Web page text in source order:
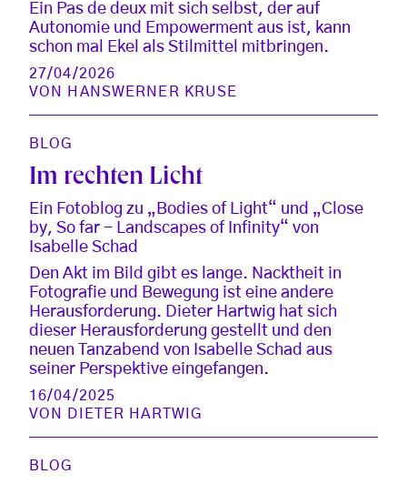
Ein Pas de deux mit sich selbst, der auf
Autonomie und Empowerment aus ist, kann
schon mal Ekel als Stilmittel mitbringen.
27/04/2026
VON
HANSWERNER KRUSE
BLOG
Im rechten Licht
Ein Fotoblog zu „Bodies of Light“ und „Close
by, So far - Landscapes of Infinity“ von
Isabelle Schad
Den Akt im Bild gibt es lange. Nacktheit in
Fotografie und Bewegung ist eine andere
Herausforderung. Dieter Hartwig hat sich
dieser Herausforderung gestellt und den
neuen Tanzabend von Isabelle Schad aus
seiner Perspektive eingefangen.
16/04/2025
VON
DIETER HARTWIG
BLOG